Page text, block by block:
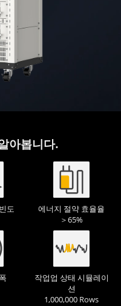
아봅니다.
도
에너지 절약 효율율
＞65%
작업업 상태 시뮬레이
션
1,000,000 Rows